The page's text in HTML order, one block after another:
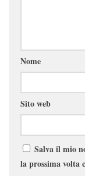
Nome
Sito web
Salva il mio
la prossima volta